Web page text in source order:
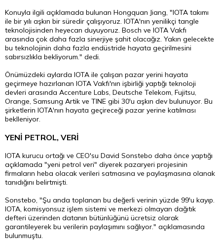
Konuyla ilgili açıklamada bulunan Hongquan Jiang, "IOTA takımı
ile bir yılı aşkın bir süredir çalışıyoruz. IOTA'nın yenilikçi tangle
teknolojisinden heyecan duyuyoruz. Bosch ve IOTA Vakfı
arasında çok daha fazla sinerjiye şahit olacağız. Yakın gelecekte
bu teknolojinin daha fazla endüstride hayata geçirilmesini
sabırsızlıkla bekliyorum." dedi.
Önümüzdeki aylarda IOTA ile çalışan pazar yerini hayata
geçirmeye hazırlanan IOTA Vakfı'nın işbirliği yaptığı teknoloji
devleri arasında Accenture Labs, Deutsche Telekom, Fujitsu,
Orange, Samsung Artik ve TINE gibi 30'u aşkın dev bulunuyor. Bu
şirketlerin IOTA'nın hayata geçireceği pazar yerine katılması
beklleniyor.
YENİ PETROL, VERİ
IOTA kurucu ortağı ve CEO'su David Sonstebo daha önce yaptığı
açıklamada "yeni petrol veri" diyerek pazaryeri projesinin
firmaların heba olacak verileri satmasına ve paylaşmasına olanak
tanıdığını belirtmişti.
Sonstebo, "Şu anda toplanan bu değerli verinin yüzde 99'u kayıp.
IOTA, komisyonsuz işlem sistemi ve merkezi olmayan dağıtık
defteri üzerinden datanın bütünlüğünü ücretsiz olarak
garantileyerek bu verilerin paylaşımını sağlıyor." açıklamasında
bulunmuştu.